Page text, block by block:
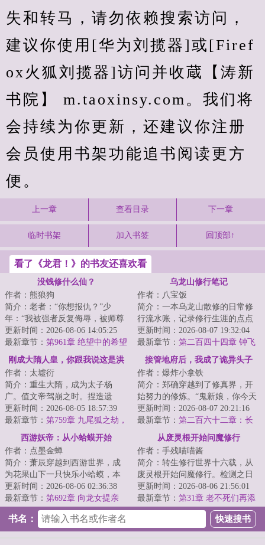
失和转马，请勿依赖搜索访问，
建议你使用[华为刘揽器]或[Firef
ox火狐刘揽器]访问并收蔵【涛新
书院】 m.taoxinsy.com。我们将
会持续为你更新，还建议你注册
会员使用书架功能追书阅读更方
便。
上一章 查看目录 下一章
临时书架 加入书签 回顶部↑
看了《龙君！》的书友还喜欢看
没钱修什么仙？
作者：熊狼狗
简介：老者：“你想报仇？”少
年：“我被强者反复侮辱，被师尊
视为垃圾，我怎么可能不想报
仇？”老者摸了...
更新时间：2026-08-06 14:05:25
最新章节： 第961章 绝望中的希望
（求月票）
乌龙山修行笔记
作者：八宝饭
简介：一本乌龙山散修的日常修
行流水账，记录修行生涯的点点
滴滴......女怕嫁错郎，男怕入错
行，既然一开...
更新时间：2026-08-07 19:32:04
最新章节： 第二百四十四章 钟飞
刚成大隋人皇，你跟我说这是洪
作者：太墟衍
简介：重生大隋，成为太子杨
广。值文帝驾崩之时。捏造遗
诏，灵前登基，成为二世隋皇。
只是杨广发现这个大...
更新时间：2026-08-05 18:57:39
最新章节： 第759章 九尾狐之劫，
大隋府卫军出动，上古九州再
接管地府后，我成了诡异头子
作者：爆炸小拿铁
简介：郑确穿越到了修真界，开
始努力的修炼。“鬼新娘，你今天
怎么什么都没做？”“灵石矿脉挖了
吗？”“...
更新时间：2026-08-07 20:21:16
最新章节： 第二百六十二章：长
福镇。（第二更！）
西游妖帝：从小蛤蟆开始
作者：点墨金蝉
简介：萧辰穿越到西游世界，成
为花果山下一只快乐小蛤蟆，本
想躺平的他，却卷入了一摊麻烦
事中。萧辰懵逼...
更新时间：2026-08-06 02:36:38
最新章节： 第692章 向龙女提亲
从废灵根开始问魔修行
作者：手残喵喵酱
简介：转生修行世界十六载，从
废灵根开始问魔修行。检测之日
灵根落于五等，今生难以突破练
气中期，仙门不...
更新时间：2026-08-06 21:56:01
最新章节： 第31章 老不死们再添
火、百仙陨落
书名：